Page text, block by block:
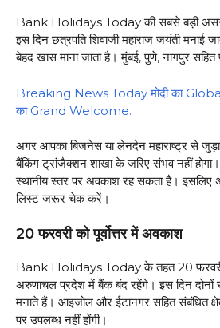
Bank Holidays Today की सबसे बड़ी असर
इस दिन छत्रपति शिवाजी महाराज जयंती मनाई
बेहद खास माना जाता है। मुंबई, पुणे, नागपुर
Breaking News Today मोदी का
का Grand Welcome.
अगर आपका बिजनेस या लेनदेन महाराष्ट्र से जुड़ा
बैंकिंग ट्रांजैक्शन शाखा के जरिए संभव नहीं
स्थानीय स्तर पर अवकाश रह सकता है। इसलिए
लिस्ट जरूर चेक करें।
20 फरवरी को पूर्वोत्तर में अवकाश
Bank Holidays Today के तहत 20 फरवरी
अरुणाचल प्रदेश में बैंक बंद रहेंगे। इस दिन दोनों
मनाते हैं। आइजोल और ईटानगर सहित संबंधित
पर उपलब्ध नहीं होंगी।